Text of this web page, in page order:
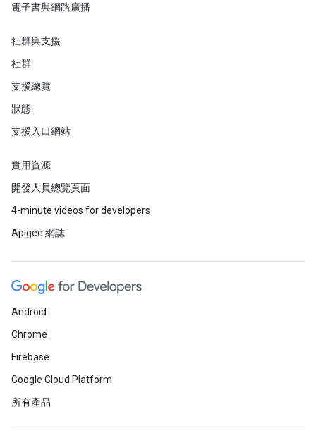
電子書與網路廣播
社群與支援
社群
支援總覽
狀態
支援入口網站
實用資源
開發人員總覽頁面
4-minute videos for developers
Apigee 網誌
Android
Chrome
Firebase
Google Cloud Platform
所有產品